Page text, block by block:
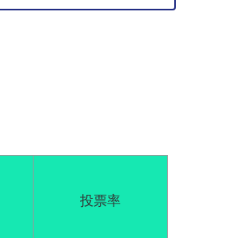
投票率